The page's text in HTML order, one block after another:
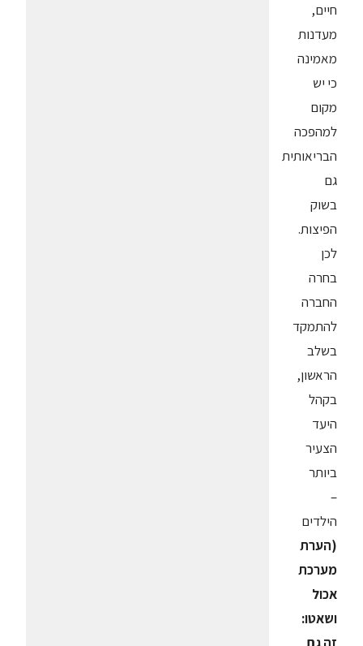
חיים,
מעדנות
מאמינה
כי יש
מקום
למהפכה
הבריאותית
גם
בשוק
הפיצות.
לכן
בחרה
החברה
להתמקד
בשלב
הראשון,
בקהל
היעד
הצעיר
ביותר
–
הילדים
(הערת
מערכת
אכול
ושאטו: